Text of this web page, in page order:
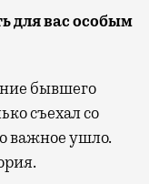
для вас особым
бывшего
съехал со
важное ушло.